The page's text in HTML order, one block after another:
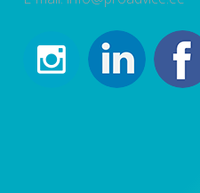
TEENUSED
UUDISED
MEESKOND